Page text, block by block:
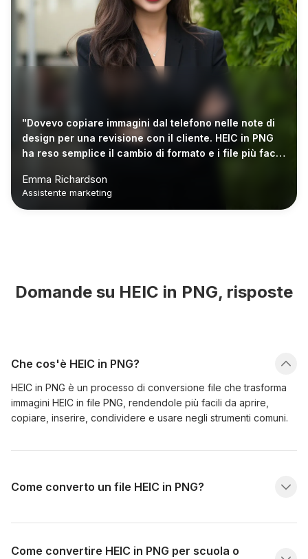
"Dovevo copiare immagini dal telefono nelle note di
design per una revisione con il cliente. HEIC in PNG
ha reso semplice il cambio di formato e i file più facili
Emma Richardson
Assistente marketing
Domande su HEIC in PNG, risposte
Che cos'è HEIC in PNG?
HEIC in PNG è un processo di conversione file che trasforma
immagini HEIC in file PNG, rendendole più facili da aprire,
copiare, inserire, condividere e usare negli strumenti comuni.
Come converto un file HEIC in PNG?
Come convertire HEIC in PNG per scuola o